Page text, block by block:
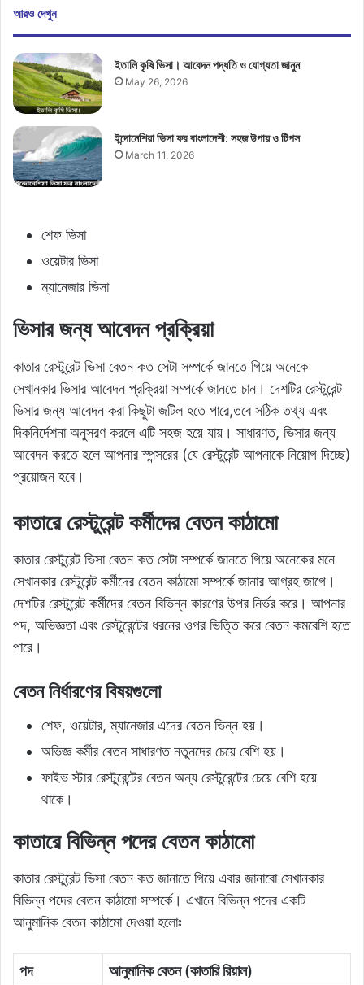
আরও দেখুন
ইতালি কৃষি ভিসা। আবেদন পদ্ধতি ও যোগ্যতা জানুন
May 26, 2026
ইন্দোনেশিয়া ভিসা ফর বাংলাদেশী: সহজ উপায় ও টিপস
March 11, 2026
শেফ ভিসা
ওয়েটার ভিসা
ম্যানেজার ভিসা
ভিসার জন্য আবেদন প্রক্রিয়া
কাতার রেস্টুরেন্ট ভিসা বেতন কত সেটা সম্পর্কে জানতে গিয়ে অনেকে
সেখানকার ভিসার আবেদন প্রক্রিয়া সম্পর্কে জানতে চান। দেশটির রেস্টুরেন্ট
ভিসার জন্য আবেদন করা কিছুটা জটিল হতে পারে,তবে সঠিক তথ্য এবং
দিকনির্দেশনা অনুসরণ করলে এটি সহজ হয়ে যায়। সাধারণত, ভিসার জন্য
আবেদন করতে হলে আপনার স্পন্সরের (যে রেস্টুরেন্ট আপনাকে নিয়োগ দিচ্ছে)
প্রয়োজন হবে।
কাতারে রেস্টুরেন্ট কর্মীদের বেতন কাঠামো
কাতার রেস্টুরেন্ট ভিসা বেতন কত সেটা সম্পর্কে জানতে গিয়ে অনেকের মনে
সেখানকার রেস্টুরেন্ট কর্মীদের বেতন কাঠামো সম্পর্কে জানার আগ্রহ জাগে।
দেশটির রেস্টুরেন্ট কর্মীদের বেতন বিভিন্ন কারণের উপর নির্ভর করে। আপনার
পদ, অভিজ্ঞতা এবং রেস্টুরেন্টের ধরনের ওপর ভিত্তি করে বেতন কমবেশি হতে
পারে।
বেতন নির্ধারণের বিষয়গুলো
শেফ, ওয়েটার, ম্যানেজার এদের বেতন ভিন্ন হয়।
অভিজ্ঞ কর্মীর বেতন সাধারণত নতুনদের চেয়ে বেশি হয়।
ফাইভ স্টার রেস্টুরেন্টের বেতন অন্য রেস্টুরেন্টের চেয়ে বেশি হয়ে
থাকে।
কাতারে বিভিন্ন পদের বেতন কাঠামো
কাতার রেস্টুরেন্ট ভিসা বেতন কত জানাতে গিয়ে এবার জানাবো সেখানকার
বিভিন্ন পদের বেতন কাঠামো সম্পর্কে। এখানে বিভিন্ন পদের একটি
আনুমানিক বেতন কাঠামো দেওয়া হলোঃ
পদ আনুমানিক বেতন (কাতারি রিয়াল)